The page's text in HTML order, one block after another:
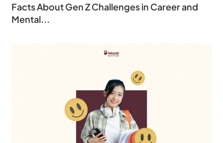
Facts About Gen Z Challenges in Career and
Mental...